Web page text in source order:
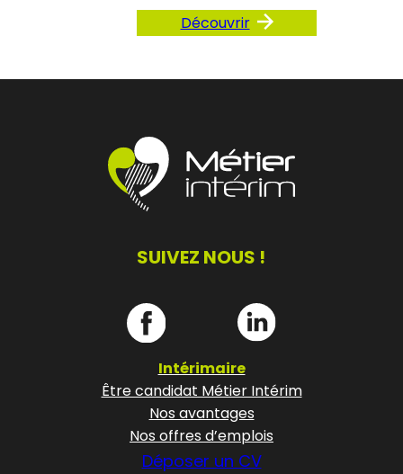
Découvrir
SUIVEZ NOUS !
Intérimaire
Être candidat Métier Intérim
Nos avantages
Nos offres d’emplois
Déposer un CV